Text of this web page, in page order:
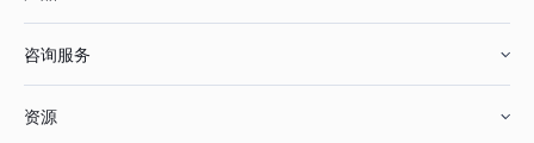
鞋服行业
咨询服务
资源